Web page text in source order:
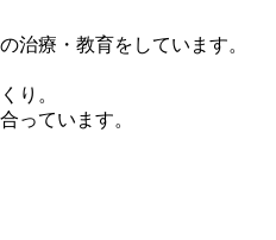
治療・教育をしています。
り。
っています。